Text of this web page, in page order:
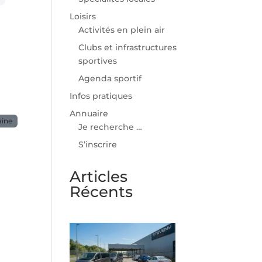
Loisirs
Activités en plein air
Clubs et infrastructures
sportives
Agenda sportif
Infos pratiques
Annuaire
Je recherche …
S’inscrire
Articles
Récents